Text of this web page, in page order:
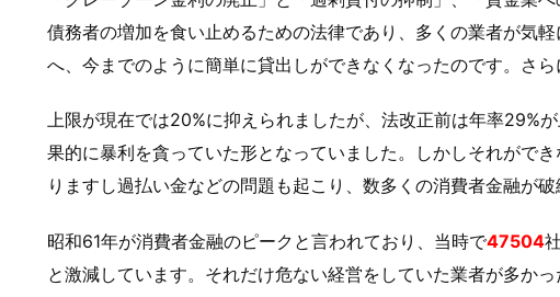
債務者の増加を食い止めるための法律であり、多くの業者が気
へ、今までのように簡単に貸出しができなくなったのです。さら
上限が現在では20%に抑えられましたが、法改正前は年率29%
果的に暴利を貪っていた形となっていました。しかしそれがで
りますし過払い金などの問題も起こり、数多くの消費者金融が破
昭和61年が消費者金融のピークと言われており、当時で47504
と激減しています。それだけ危ない経営をしていた業者が多かっ